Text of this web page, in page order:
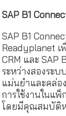
SAP B1
SAP B1
Readyplanet เ
CRM และ SAP
ระหว่างสองระ
แม่นยำและคล่อ
การใช้งานในแ
โดยมีคุณสมบัติ